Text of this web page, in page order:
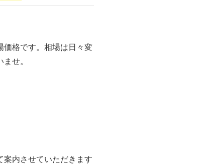
価格です。相場は日々変
せ。
案内させていただきます